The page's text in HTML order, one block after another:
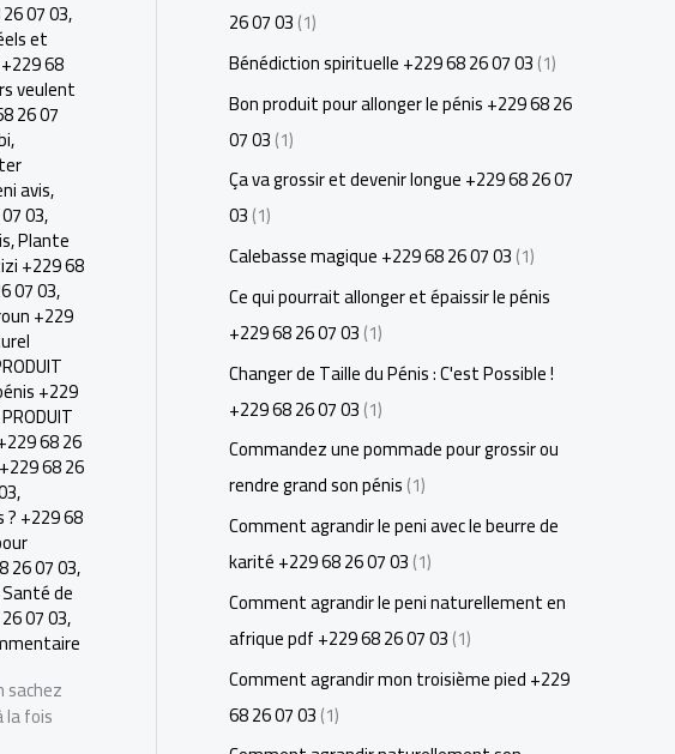
07 03,
et
68
veulent
26 07
,
avis,
03,
,Plante
+229 68
07 03,
+229
+229
PRODUIT
68 26
68 26
,
+229 68
26 07 03,
Santé de
07 03,
sachez
la fois
26 07 03(1)
Bénédiction spirituelle +229 68 26 07 03(1)
Bon produit pour allonger le pénis +229 68 26
07 03(1)
Ça va grossir et devenir longue +229 68 26 07
03(1)
Calebasse magique +229 68 26 07 03(1)
Ce qui pourrait allonger et épaissir le pénis
+229 68 26 07 03(1)
Changer de Taille du Pénis : C'est Possible !
+229 68 26 07 03(1)
Commandez une pommade pour grossir ou
rendre grand son pénis(1)
Comment agrandir le peni avec le beurre de
karité +229 68 26 07 03(1)
Comment agrandir le peni naturellement en
afrique pdf +229 68 26 07 03(1)
Comment agrandir mon troisième pied +229
68 26 07 03(1)